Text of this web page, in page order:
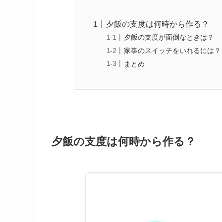
夕飯の支度は何時から作る？
夕飯の支度が面倒なときは？
家事のスイッチをいれるには？
まとめ
夕飯の支度は何時から作る？